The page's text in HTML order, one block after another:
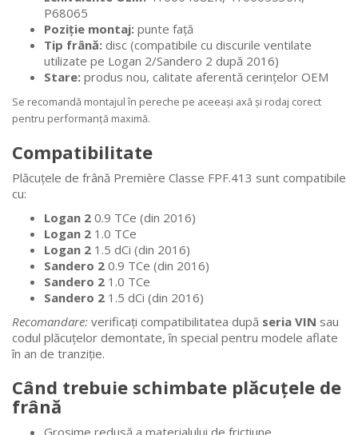
P68065
Poziție montaj: punte față
Tip frână: disc (compatibile cu discurile ventilate
utilizate pe Logan 2/Sandero 2 după 2016)
Stare: produs nou, calitate aferentă cerințelor OEM
Se recomandă montajul în pereche pe aceeași axă și rodaj corect
pentru performanță maximă.
Compatibilitate
Plăcuțele de frână Première Classe FPF.413 sunt compatibile
cu:
Logan 2 0.9 TCe (din 2016)
Logan 2 1.0 TCe
Logan 2 1.5 dCi (din 2016)
Sandero 2 0.9 TCe (din 2016)
Sandero 2 1.0 TCe
Sandero 2 1.5 dCi (din 2016)
Recomandare: verificați compatibilitatea după seria VIN sau
codul plăcuțelor demontate, în special pentru modele aflate
în an de tranziție.
Când trebuie schimbate plăcuțele de
frână